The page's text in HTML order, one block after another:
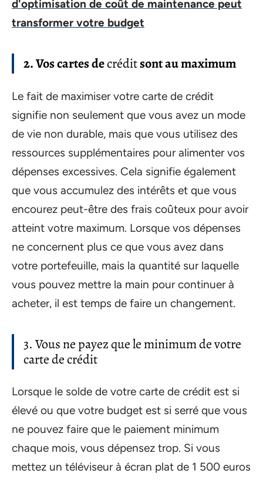
d'optimisation de coût de maintenance peut
transformer votre budget
2. Vos cartes decréditsont au maximum
Le fait de maximiser votre carte de crédit
signifie non seulement que vous avez un mode
de vie non durable, mais que vous utilisez des
ressources supplémentaires pour alimenter vos
dépenses excessives. Cela signifie également
que vous accumulez des intérêts et que vous
encourez peut-être des frais coûteux pour avoir
atteint votre maximum. Lorsque vos dépenses
ne concernent plus ce que vous avez dans
votre portefeuille, mais la quantité sur laquelle
vous pouvez mettre la main pour continuer à
acheter, il est temps de faire un changement.
3. Vous ne payez que le minimum de votre
carte de crédit
Lorsque le solde de votre carte de crédit est si
élevé ou que votre budget est si serré que vous
ne pouvez faire que le paiement minimum
chaque mois, vous dépensez trop. Si vous
mettez un téléviseur à écran plat de 1 500 euros